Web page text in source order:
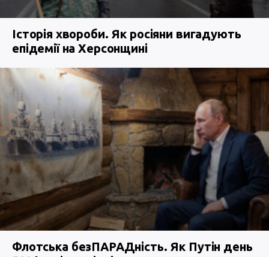
Історія хвороби. Як росіяни вигадують
епідемії на Херсонщині
Флотська безПАРАДність. Як Путін день